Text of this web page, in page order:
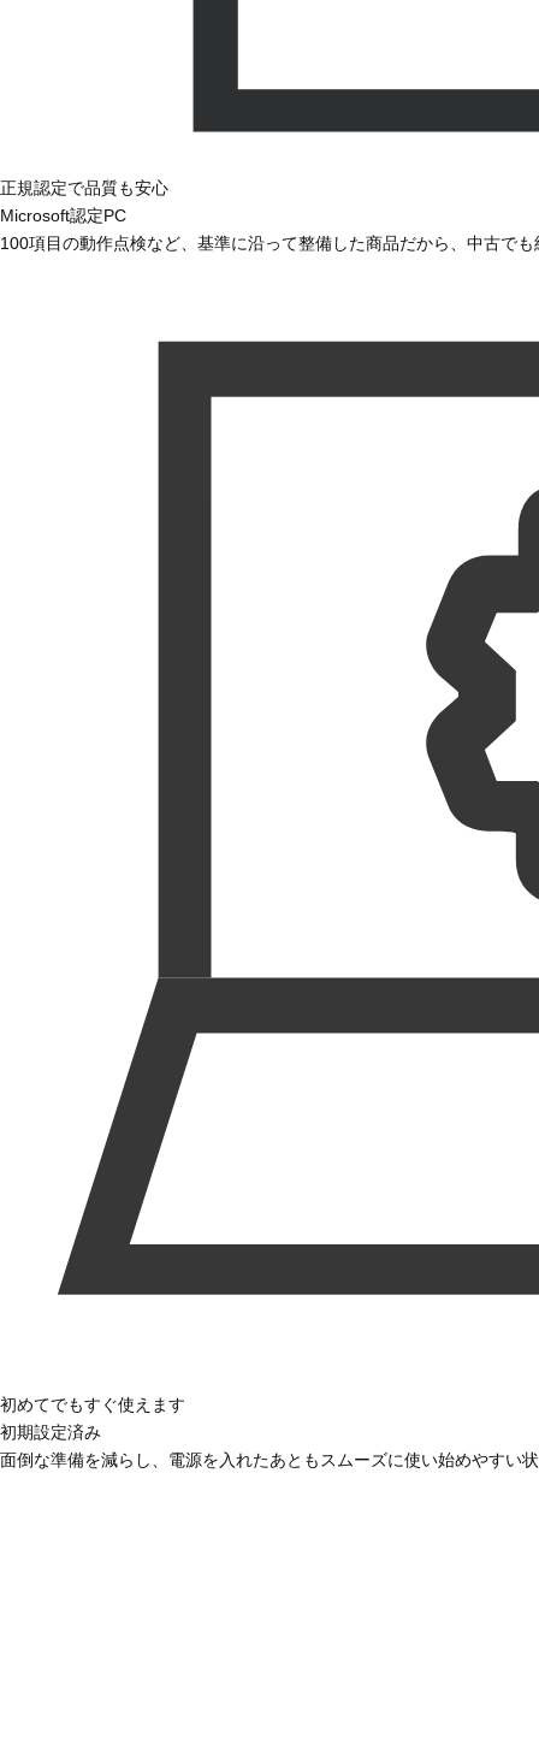
正規認定で品質も安心
Microsoft認定PC
100項目の動作点検など、基準に沿って整備した商品だから、中古で
初めてでもすぐ使えます
初期設定済み
面倒な準備を減らし、電源を入れたあともスムーズに使い始めやすい